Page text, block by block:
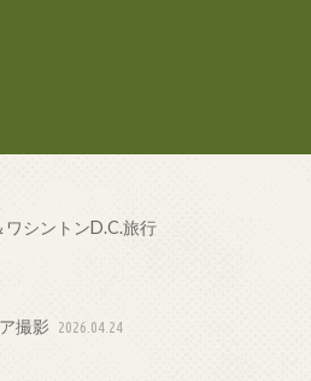
ワシントンD.C.旅行
撮影 2026.04.24